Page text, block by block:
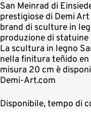
San Meinrad di
prestigiose di Demi
brand di sculture in
produzione di
La scultura in legno
nella finitura teñido
misura 20 cm è
Demi-Art.com
Disponibile, tempo di